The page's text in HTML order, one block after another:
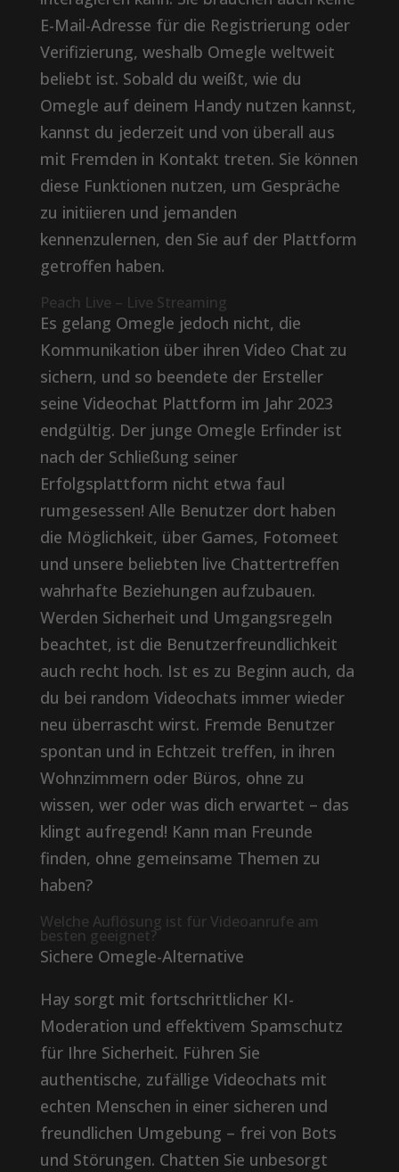
E-Mail-Adresse für die Registrierung oder
Verifizierung, weshalb Omegle weltweit
beliebt ist. Sobald du weißt, wie du
Omegle auf deinem Handy nutzen kannst,
kannst du jederzeit und von überall aus
mit Fremden in Kontakt treten. Sie können
diese Funktionen nutzen, um Gespräche
zu initiieren und jemanden
kennenzulernen, den Sie auf der Plattform
getroffen haben.
Peach Live – Live Streaming
Es gelang Omegle jedoch nicht, die
Kommunikation über ihren Video Chat zu
sichern, und so beendete der Ersteller
seine Videochat Plattform im Jahr 2023
endgültig. Der junge Omegle Erfinder ist
nach der Schließung seiner
Erfolgsplattform nicht etwa faul
rumgesessen! Alle Benutzer dort haben
die Möglichkeit, über Games, Fotomeet
und unsere beliebten live Chattertreffen
wahrhafte Beziehungen aufzubauen.
Werden Sicherheit und Umgangsregeln
beachtet, ist die Benutzerfreundlichkeit
auch recht hoch. Ist es zu Beginn auch, da
du bei random Videochats immer wieder
neu überrascht wirst. Fremde Benutzer
spontan und in Echtzeit treffen, in ihren
Wohnzimmern oder Büros, ohne zu
wissen, wer oder was dich erwartet – das
klingt aufregend! Kann man Freunde
finden, ohne gemeinsame Themen zu
haben?
Welche Auflösung ist für Videoanrufe am
besten geeignet?
Sichere Omegle-Alternative
Hay sorgt mit fortschrittlicher KI-
Moderation und effektivem Spamschutz
für Ihre Sicherheit. Führen Sie
authentische, zufällige Videochats mit
echten Menschen in einer sicheren und
freundlichen Umgebung – frei von Bots
und Störungen. Chatten Sie unbesorgt